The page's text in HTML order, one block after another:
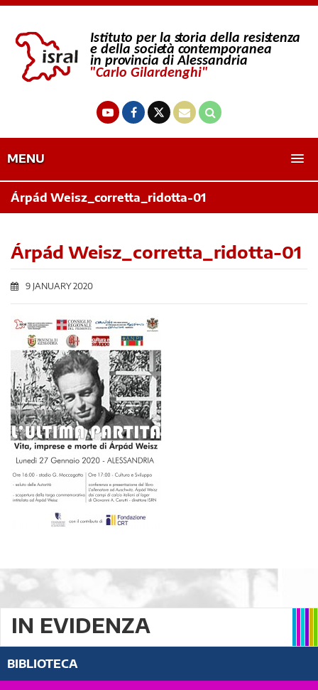
MENU
Árpád Weisz_corretta_ridotta-01
Árpád Weisz_corretta_ridotta-01
9 JANUARY 2020
IN EVIDENZA
BIBLIOTECA